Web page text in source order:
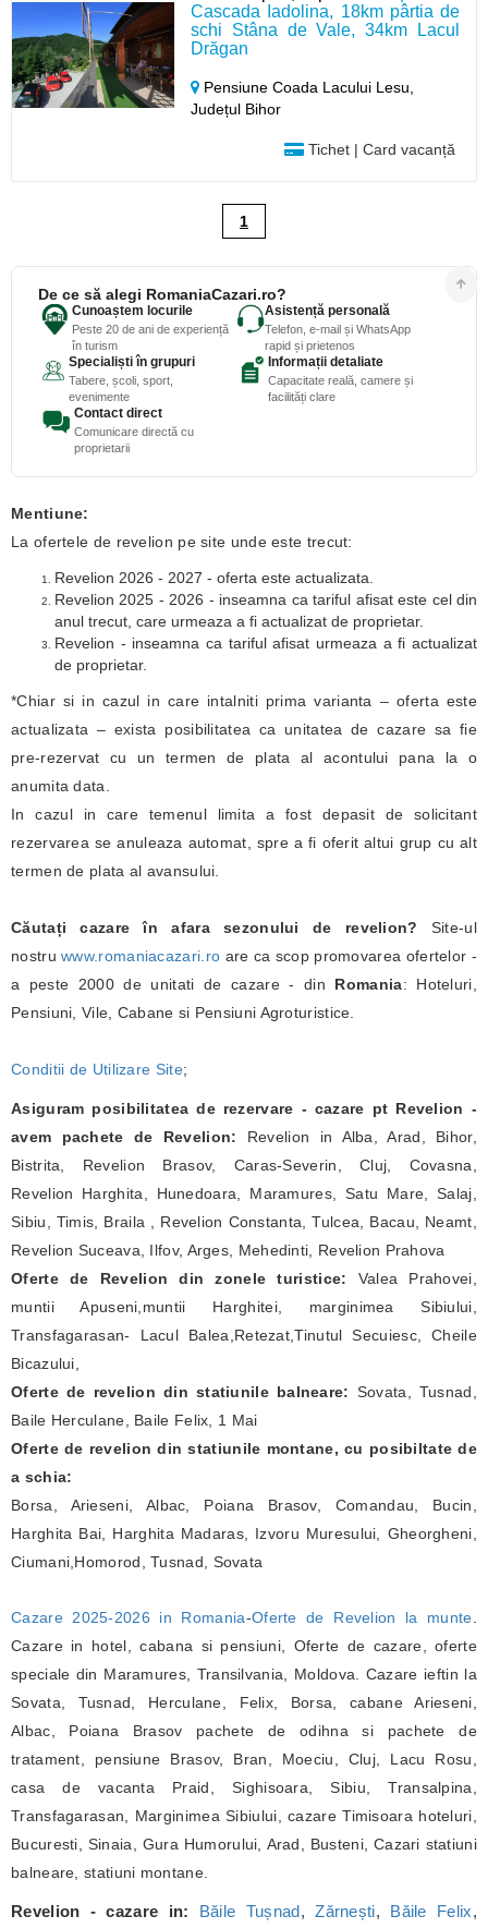
Cascada Iadolina, 18km pârtia de
schi Stâna de Vale, 34km Lacul
Drăgan
Pensiune Coada Lacului Lesu,
Județul Bihor
Tichet | Card vacanță
1
De ce să alegi RomaniaCazari.ro?
Cunoaștem locurile
Peste 20 de ani de experiență
în turism
Asistență personală
Telefon, e-mail și WhatsApp
rapid și prietenos
Specialiști în grupuri
Tabere, școli, sport,
evenimente
Informații detaliate
Capacitate reală, camere și
facilități clare
Contact direct
Comunicare directă cu
proprietarii
Mentiune:
La ofertele de revelion pe site unde este trecut:
Revelion 2026 - 2027 - oferta este actualizata.
Revelion 2025 - 2026 - inseamna ca tariful afisat este cel din
anul trecut, care urmeaza a fi actualizat de proprietar.
Revelion - inseamna ca tariful afisat urmeaza a fi actualizat
de proprietar.
*Chiar si in cazul in care intalniti prima varianta – oferta este
actualizata – exista posibilitatea ca unitatea de cazare sa fie
pre-rezervat cu un termen de plata al acontului pana la o
anumita data.
In cazul in care temenul limita a fost depasit de solicitant
rezervarea se anuleaza automat, spre a fi oferit altui grup cu alt
termen de plata al avansului.
Căutați cazare în afara sezonului de revelion? Site-ul
nostruwww.romaniacazari.ro are ca scop promovarea ofertelor -
a peste 2000 de unitati de cazare - din Romania: Hoteluri,
Pensiuni, Vile, Cabane si Pensiuni Agroturistice.
Conditii de Utilizare Site;
Asiguram posibilitatea de rezervare - cazare pt Revelion -
avem pachete de Revelion: Revelion in Alba, Arad, Bihor,
Bistrita, Revelion Brasov, Caras-Severin, Cluj, Covasna,
Revelion Harghita, Hunedoara, Maramures, Satu Mare, Salaj,
Sibiu, Timis, Braila , Revelion Constanta, Tulcea, Bacau, Neamt,
Revelion Suceava, Ilfov, Arges, Mehedinti, Revelion Prahova
Oferte de Revelion din zonele turistice: Valea Prahovei,
muntii Apuseni,muntii Harghitei, marginimea Sibiului,
Transfagarasan- Lacul Balea,Retezat,Tinutul Secuiesc, Cheile
Bicazului,
Oferte de revelion din statiunile balneare: Sovata, Tusnad,
Baile Herculane, Baile Felix, 1 Mai
Oferte de revelion din statiunile montane, cu posibiltate de
a schia:
Borsa, Arieseni, Albac, Poiana Brasov, Comandau, Bucin,
Harghita Bai, Harghita Madaras, Izvoru Muresului, Gheorgheni,
Ciumani,Homorod, Tusnad, Sovata
Cazare 2025-2026 in Romania-Oferte de Revelion la munte
Cazare in hotel, cabana si pensiuni, Oferte de cazare, oferte
speciale din Maramures, Transilvania, Moldova. Cazare ieftin la
Sovata, Tusnad, Herculane, Felix, Borsa, cabane Arieseni,
Albac, Poiana Brasov pachete de odihna si pachete de
tratament, pensiune Brasov, Bran, Moeciu, Cluj, Lacu Rosu,
casa de vacanta Praid, Sighisoara, Sibiu, Transalpina,
Transfagarasan, Marginimea Sibiului, cazare Timisoara hoteluri,
Bucuresti, Sinaia, Gura Humorului, Arad, Busteni, Cazari statiuni
balneare, statiuni montane.
Revelion - cazare in: Băile Tușnad,Zărnești, Băile Felix,